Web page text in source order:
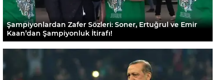
Şampiyonlardan Zafer Sözleri: Soner, Ertuğrul ve Emir
Kaan’dan Şampiyonluk İtirafı!